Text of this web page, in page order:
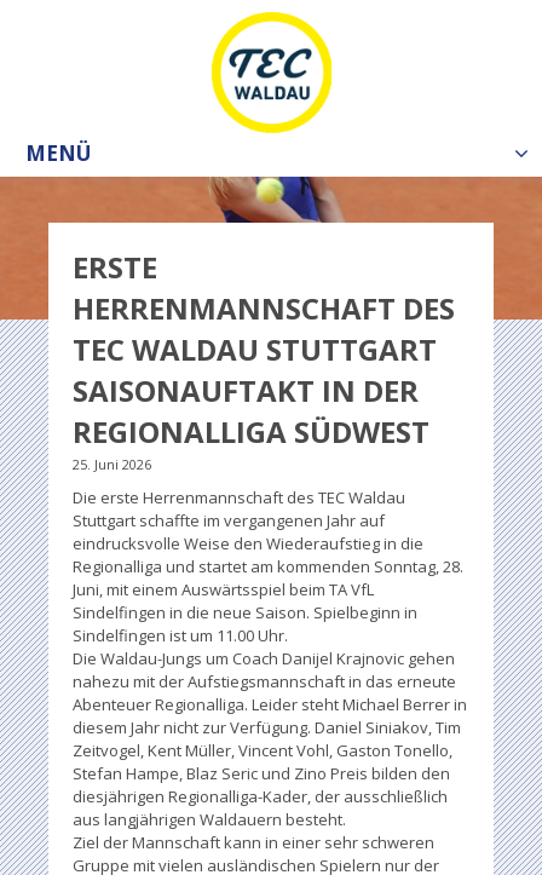
MENÜ
ERSTE
HERRENMANNSCHAFT DES
TEC WALDAU STUTTGART
SAISONAUFTAKT IN DER
REGIONALLIGA SÜDWEST
25. Juni 2026
Die erste Herrenmannschaft des TEC Waldau
Stuttgart schaffte im vergangenen Jahr auf
eindrucksvolle Weise den Wiederaufstieg in die
Regionalliga und startet am kommenden Sonntag, 28.
Juni, mit einem Auswärtsspiel beim TA VfL
Sindelfingen in die neue Saison. Spielbeginn in
Sindelfingen ist um 11.00 Uhr.
Die Waldau-Jungs um Coach Danijel Krajnovic gehen
nahezu mit der Aufstiegsmannschaft in das erneute
Abenteuer Regionalliga. Leider steht Michael Berrer in
diesem Jahr nicht zur Verfügung. Daniel Siniakov, Tim
Zeitvogel, Kent Müller, Vincent Vohl, Gaston Tonello,
Stefan Hampe, Blaz Seric und Zino Preis bilden den
diesjährigen Regionalliga-Kader, der ausschließlich
aus langjährigen Waldauern besteht.
Ziel der Mannschaft kann in einer sehr schweren
Gruppe mit vielen ausländischen Spielern nur der